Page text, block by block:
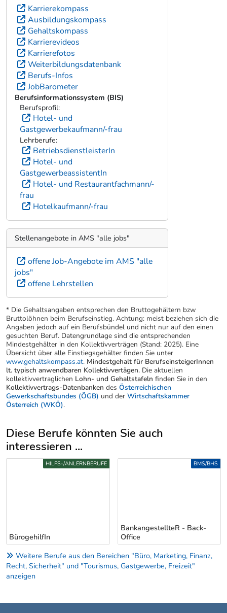
können daher vom beschriebenen Einzelberuf abweichen.
Weiterführende Informationen
Karrierekompass
Ausbildungskompass
Gehaltskompass
Karrierevideos
Karrierefotos
Weiterbildungsdatenbank
Berufs-Infos
JobBarometer
Berufsinformationssystem (BIS)
Berufsprofil:
Hotel- und
Gastgewerbekaufmann/-frau
Lehrberufe:
BetriebsdienstleisterIn
GastgewerbeassistentIn
Hotel- und Restaurantfachmann/-
frau
Hotelkaufmann/-frau
Stellenangebote in AMS "alle jobs"
offene Job-Angebote im AMS "alle
jobs"
offene Lehrstellen
* Die Gehaltsangaben entsprechen den Bruttogehältern bzw
Bruttolöhnen beim Berufseinstieg. Achtung: meist beziehen sich die
Angaben jedoch auf ein Berufsbündel und nicht nur auf den einen
gesuchten Beruf. Datengrundlage sind die entsprechenden
Mindestgehälter in den Kollektivverträgen (Stand: 2025). Eine
Übersicht über alle Einstiegsgehälter finden Sie unter
kollektivvertraglichen Lohn- und Gehaltstafelnfinden Sie in den
Kollektivvertrags-Datenbankendes Österreichischen
Gewerkschaftsbundes (ÖGB)
Österreich (WKÖ).